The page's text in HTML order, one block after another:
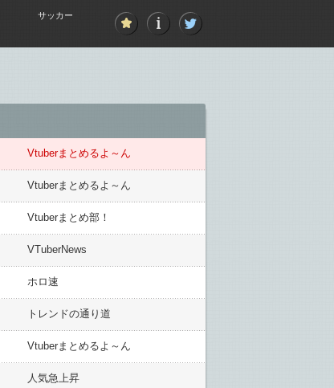
サッカー
Vtuberまとめるよ～ん
Vtuberまとめるよ～ん
Vtuberまとめ部！
VTuberNews
ホロ速
トレンドの通り道
Vtuberまとめるよ～ん
人気急上昇